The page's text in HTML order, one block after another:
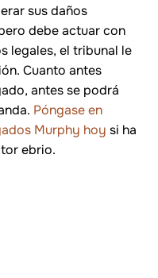
sus daños
debe actuar con
legales, el tribunal le
Cuanto antes
antes se podrá
Póngase en
Murphy hoy si ha
ebrio.